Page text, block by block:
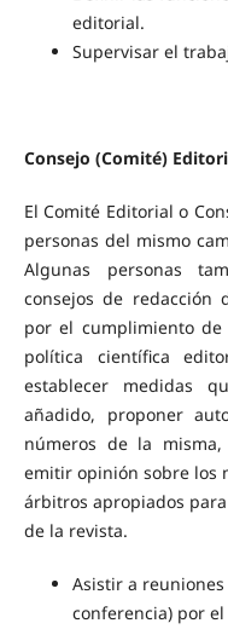
editorial.
Supervisar el
Consejo (Comité)
El Comité Editorial o
personas del mismo
Algunas personas
consejos de redacción
por el cumplimiento
política científica
establecer medidas
añadido, proponer
números de la
emitir opinión sobre los
árbitros apropiados
de la revista.
Asistir a
conferencia) por